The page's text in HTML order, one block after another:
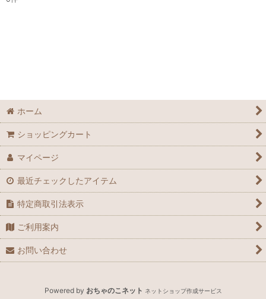
ホーム
ショッピングカート
マイページ
最近チェックしたアイテム
特定商取引法表示
ご利用案内
お問い合わせ
Powered by おちゃのこネット ネットショップ作成サービス